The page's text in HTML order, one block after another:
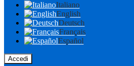
Italiano
English
Deutsch
Français
Español
Accedi